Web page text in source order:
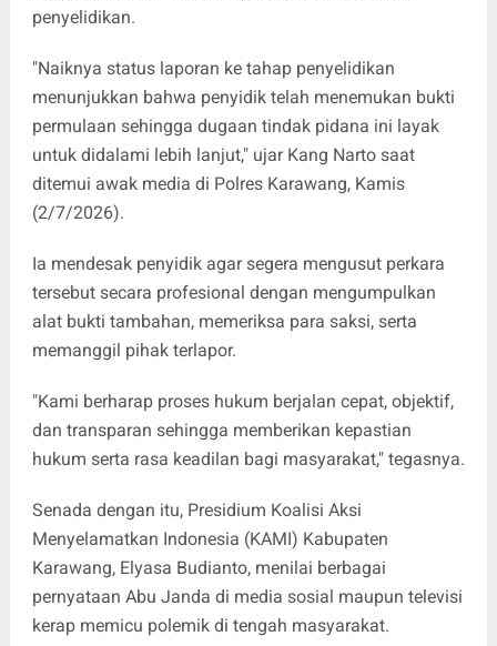
penyelidikan.
"Naiknya status laporan ke tahap penyelidikan
menunjukkan bahwa penyidik telah menemukan bukti
permulaan sehingga dugaan tindak pidana ini layak
untuk didalami lebih lanjut," ujar Kang Narto saat
ditemui awak media di Polres Karawang, Kamis
(2/7/2026).
Ia mendesak penyidik agar segera mengusut perkara
tersebut secara profesional dengan mengumpulkan
alat bukti tambahan, memeriksa para saksi, serta
memanggil pihak terlapor.
"Kami berharap proses hukum berjalan cepat, objektif,
dan transparan sehingga memberikan kepastian
hukum serta rasa keadilan bagi masyarakat," tegasnya.
Senada dengan itu, Presidium Koalisi Aksi
Menyelamatkan Indonesia (KAMI) Kabupaten
Karawang, Elyasa Budianto, menilai berbagai
pernyataan Abu Janda di media sosial maupun televisi
kerap memicu polemik di tengah masyarakat.